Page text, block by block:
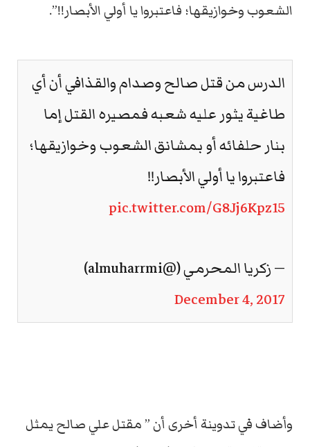
الشعوب وخوازيقها؛ فاعتبروا يا أولي الأبصار!!”.
الدرس من قتل صالح وصدام والقذافي أن أي
طاغية يثور عليه شعبه فمصيره القتل إما
بنار حلفائه أو بمشانق الشعوب وخوازيقها؛
فاعتبروا يا أولي الأبصار!!
pic.twitter.com/G8Jj6Kpz15
— زكريا المحرمي (@almuharrmi)
December 4, 2017
وأضاف في تدوينة أخرى أن ” مقتل علي صالح يمثل